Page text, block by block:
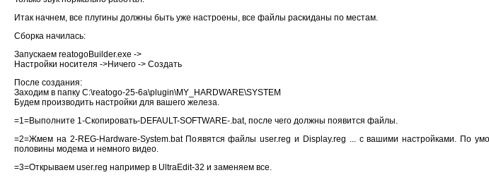
Итак начнем, все плугины должны быть уже настроены, все файлы раскиданы по местам.
Сборка начилась:
Запускаем reatogoBuilder.exe ->
Hacтpoйки нocитeля ->Ничего -> Создать
После создания:
Заходим в папку C:\reatogo-25-6a\plugin\MY_HARDWARE\SYSTEM
Будем производить настройки для вашего железа.
=1=Выполните 1-Скопировать-DEFAULT-SOFTWARE-.bat, после чего должны появится файлы.
=2=Жмем на 2-REG-Hardware-System.bat Появятся файлы user.reg и Display.reg ... с вашими настройками. По
половины модема и немного видео.
=3=Открываем user.reg например в UltraEdit-32 и заменяем все.